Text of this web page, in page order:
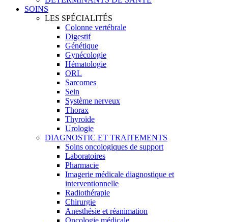
SOINS
LES SPÉCIALITÉS
Colonne vertébrale
Digestif
Génétique
Gynécologie
Hématologie
ORL
Sarcomes
Sein
Système nerveux
Thorax
Thyroïde
Urologie
DIAGNOSTIC ET TRAITEMENTS
Soins oncologiques de support
Laboratoires
Pharmacie
Imagerie médicale diagnostique et
interventionnelle
Radiothérapie
Chirurgie
Anesthésie et réanimation
Oncologie médicale